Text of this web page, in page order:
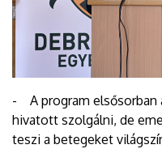
- A program elsősorban
hivatott szolgálni, de
teszi a betegeket